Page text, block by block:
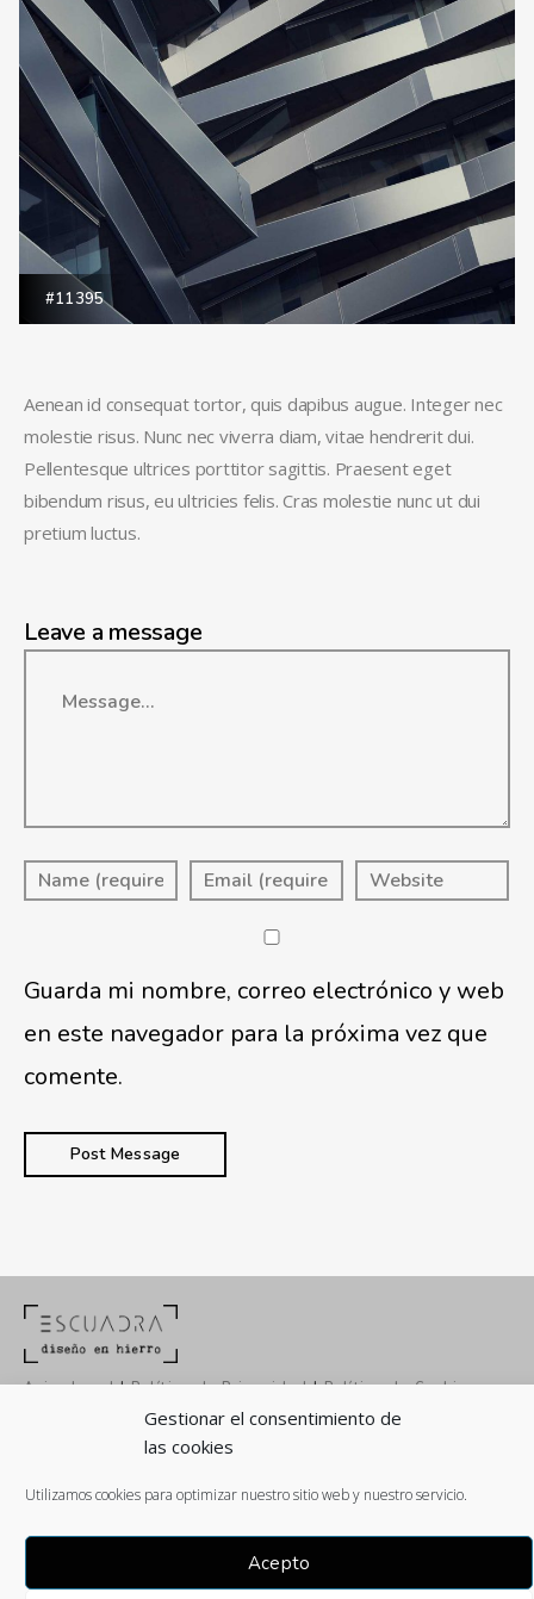
Gestionar el consentimiento de
las cookies
Utilizamos cookies para optimizar nuestro sitio web y nuestro servicio.
Acepto
#11395
Aenean id consequat tortor, quis dapibus augue. Integer nec
molestie risus. Nunc nec viverra diam, vitae hendrerit dui.
Pellentesque ultrices porttitor sagittis. Praesent eget
bibendum risus, eu ultricies felis. Cras molestie nunc ut dui
pretium luctus.
Leave a message
Guarda mi nombre, correo electrónico y web
en este navegador para la próxima vez que
comente.
Aviso Legal|Política de Privacidad|Política de Cookies